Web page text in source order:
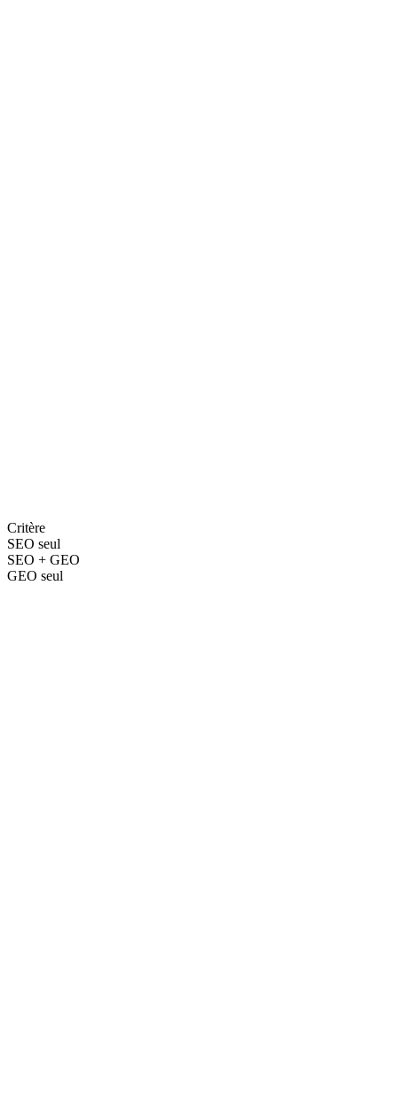
Critère
SEO seul
SEO + GEO
GEO seul